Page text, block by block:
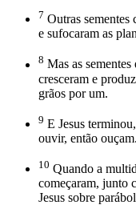
7 Outras sementes
e sufocaram as
8 Mas as
cresceram e
grãos por um.
9 E Jesus
ouvir, então ouçam.
10 Quando a
começaram, junto
Jesus sobre